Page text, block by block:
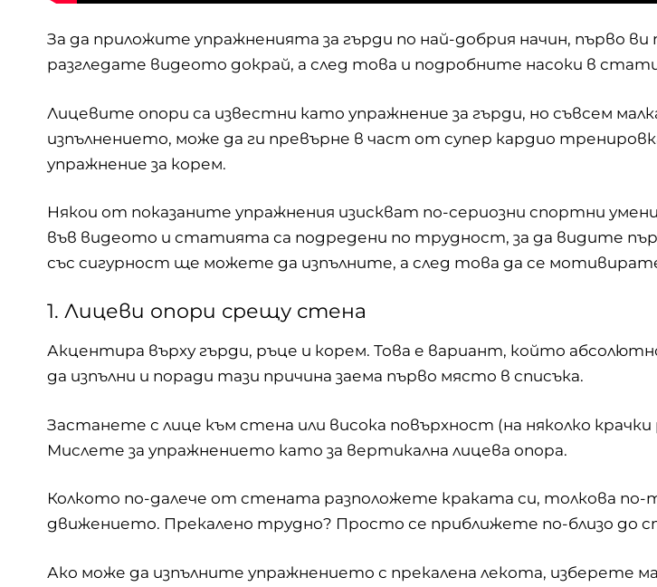
За да приложите упражненията за гърди по най-добрия начин, първо ви
разгледате видеото докрай, а след това и подробните насоки в
Лицевите опори са известни като упражнение за гърди, но съвсем
изпълнението, може да ги превърне в част от супер кардио
упражнение за корем.
Някои от показаните упражнения изискват по-сериозни спортни
във видеото и статията са подредени по трудност, за да видите
със сигурност ще можете да изпълните, а след това да се
1. Лицеви опори срещу стена
Акцентира върху гърди, ръце и корем. Това е вариант, който
да изпълни и поради тази причина заема първо място в списъка.
Застанете с лице към стена или висока повърхност (на няколко крачки
Мислете за упражнението като за вертикална лицева опора.
Колкото по-далече от стената разположете краката си, толкова
движението. Прекалено трудно? Просто се приближете по-близо до
Ако може да изпълните упражнението с прекалена лекота, изберете